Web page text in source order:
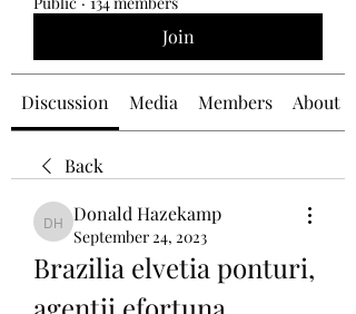
Join
Discussion Media Members About
Back
Donald Hazekamp
Donald Hazekamp
September 24, 2023
Brazilia elvetia ponturi,